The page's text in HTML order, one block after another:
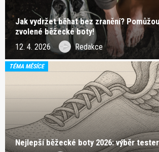
Jak vydržet běhat bez zranění?
zvolené běžecké boty!
12. 4. 2026 Redakce
TÉMA MĚSÍCE
Nejlepší běžecké boty 2026: výběr